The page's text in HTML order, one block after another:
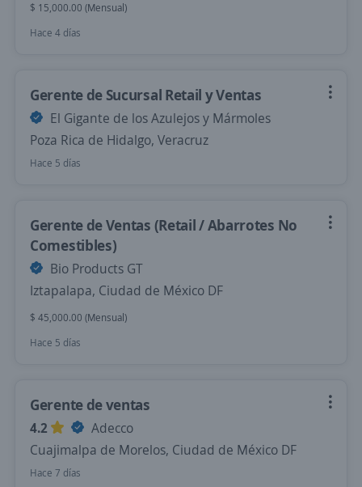
$ 15,000.00 (Mensual)
Hace 4 días
Gerente de Sucursal Retail y Ventas
El Gigante de los Azulejos y Mármoles
Poza Rica de Hidalgo, Veracruz
Hace 5 días
Gerente de Ventas (Retail / Abarrotes No
Comestibles)
Bio Products GT
Iztapalapa, Ciudad de México DF
$ 45,000.00 (Mensual)
Hace 5 días
Gerente de ventas
4.2
Adecco
Cuajimalpa de Morelos, Ciudad de México DF
Hace 7 días